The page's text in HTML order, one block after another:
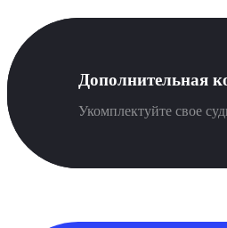
Дополнительная
Укомплектуйте свое